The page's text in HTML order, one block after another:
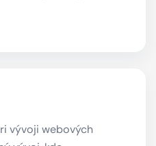
vývoji webových